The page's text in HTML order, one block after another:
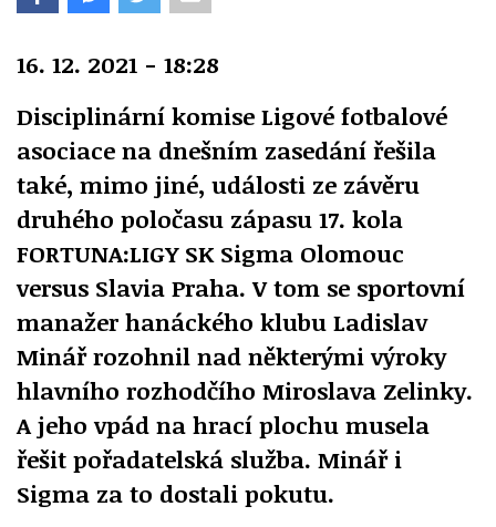
16. 12. 2021 - 18:28
Disciplinární komise Ligové fotbalové
asociace na dnešním zasedání řešila
také, mimo jiné, události ze závěru
druhého poločasu zápasu 17. kola
FORTUNA:LIGY SK Sigma Olomouc
versus Slavia Praha. V tom se sportovní
manažer hanáckého klubu Ladislav
Minář rozohnil nad některými výroky
hlavního rozhodčího Miroslava Zelinky.
A jeho vpád na hrací plochu musela
řešit pořadatelská služba. Minář i
Sigma za to dostali pokutu.